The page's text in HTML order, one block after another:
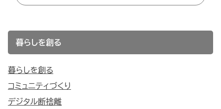
暮らしを創る
暮らしを創る
コミュニティづくり
デジタル断捨離